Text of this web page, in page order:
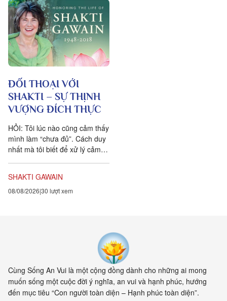
ĐỐI THOẠI VỚI
SHAKTI – SỰ THỊNH
VƯỢNG ĐÍCH THỰC
HỎI: Tôi lúc nào cũng cảm thấy
mình làm “chưa đủ”. Cách duy
nhất mà tôi biết để xử lý cảm
SHAKTI GAWAIN
08/08/2026 30 lượt xem
Cùng Sống An Vui là một cộng đồng dành cho những ai mong
muốn sống một cuộc đời ý nghĩa, an vui và hạnh phúc, hướng
đến mục tiêu “Con người toàn diện – Hạnh phúc toàn diện”.